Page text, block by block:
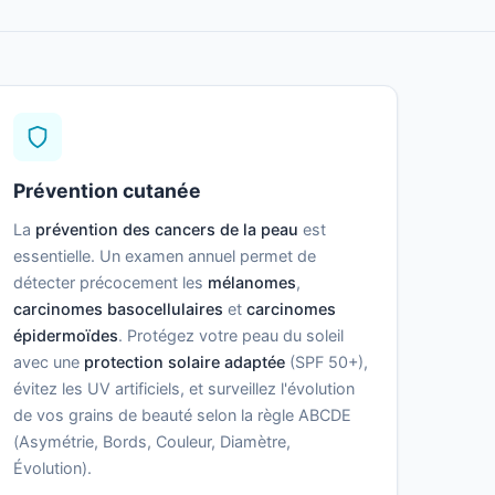
Prévention cutanée
La prévention des cancers de la peau est
essentielle. Un examen annuel permet de
détecter précocement les mélanomes,
carcinomes basocellulaires et carcinomes
épidermoïdes. Protégez votre peau du soleil
avec une protection solaire adaptée(SPF 50+),
évitez les UV artificiels, et surveillez l'évolution
de vos grains de beauté selon la règle ABCDE
(Asymétrie, Bords, Couleur, Diamètre,
Évolution).